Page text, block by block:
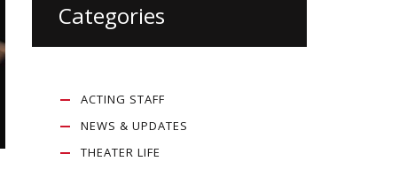
Categories
ACTING STAFF
NEWS & UPDATES
THEATER LIFE